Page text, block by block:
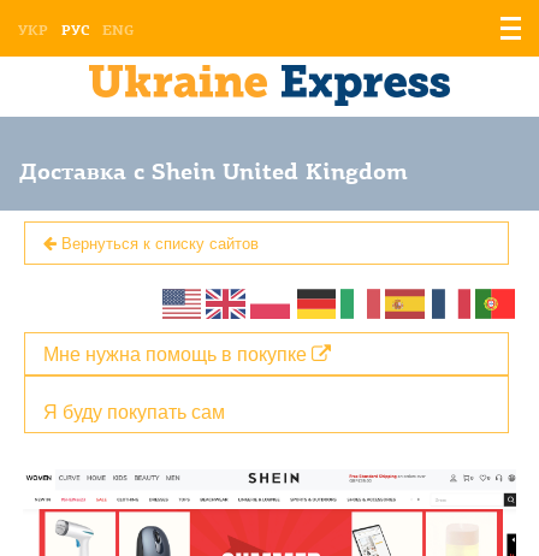
УКР РУС ENG
Доставка с Shein United Kingdom
Вернуться к списку сайтов
Я буду покупать сам
Мне нужна помощь в покупке